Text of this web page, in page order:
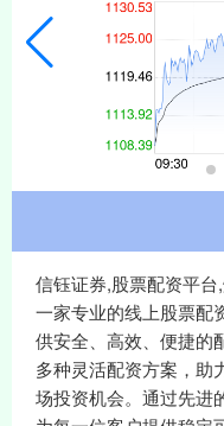
信钰证券,股票配资平
一家专业的线上股票配
供安全、高效、便捷的
多种灵活配资方案，助
场投资机会。通过先进